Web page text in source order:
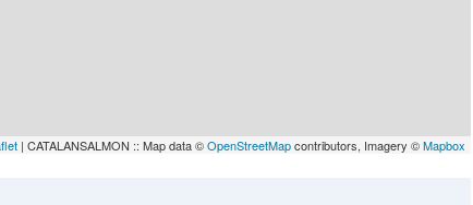
| CATALANSALMON :: Map data ©OpenStreetMapcontributors, Imagery ©Mapbox